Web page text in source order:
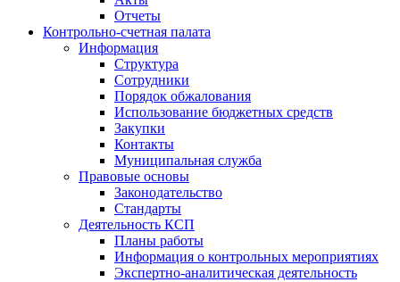
Отчеты
Контрольно-счетная палата
Информация
Структура
Сотрудники
Порядок обжалования
Использование бюджетных средств
Закупки
Контакты
Муниципальная служба
Правовые основы
Законодательство
Стандарты
Деятельность КСП
Планы работы
Информация о контрольных мероприятиях
Экспертно-аналитическая деятельность